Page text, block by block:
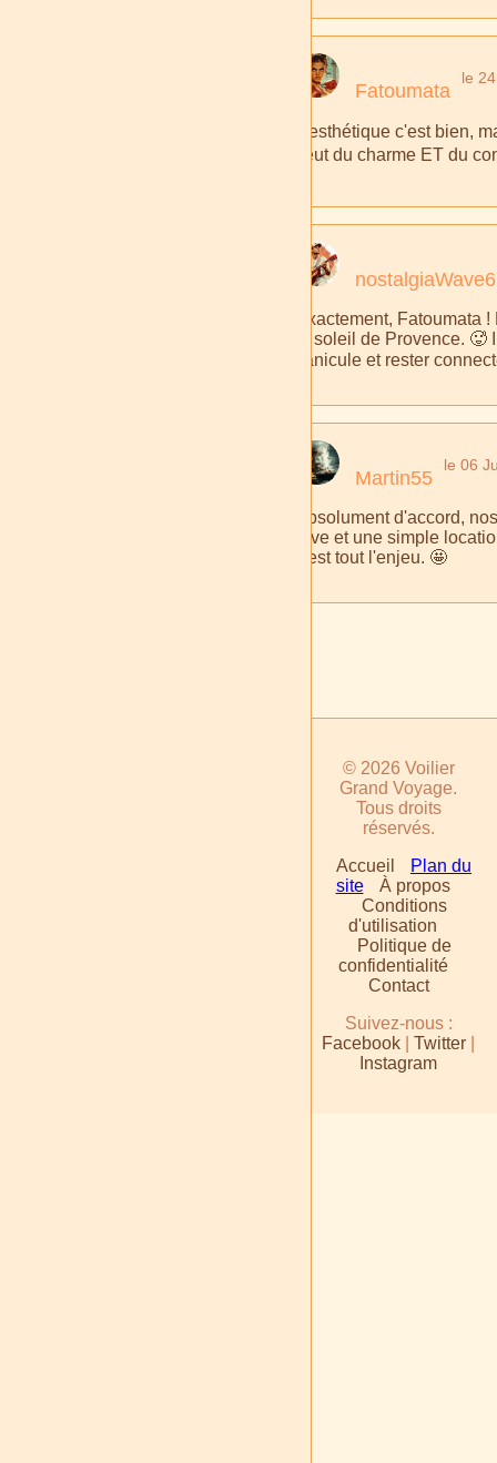
Fatoumata
le
L'esthétique c'est bien,
veut du charme ET du
Exactement, Fatoumata
le soleil de Provence.
canicule et rester
Martin55
le 06
Absolument d'accord,
rêve et une simple
c'est tout l'enjeu. 🤩
© 2026 Voilier
Grand Voyage.
Tous droits
réservés.
Accueil
Plan du
site
À propos
Conditions
d'utilisation
Politique de
confidentialité
Contact
Suivez-nous :
Facebook
Twitter
Instagram